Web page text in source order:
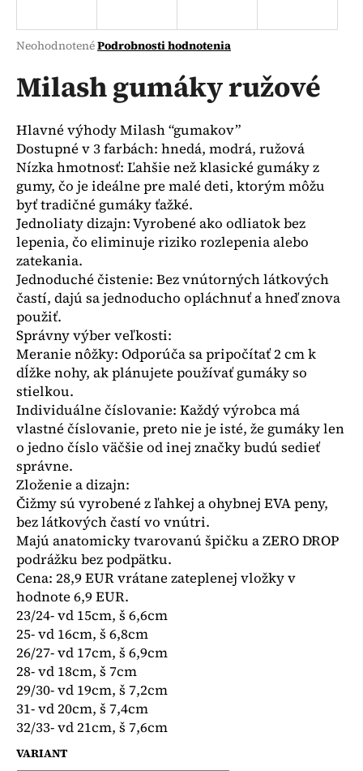
Priemerné
produktu
je
z
5
hviezdičiek.
NeohodnotenéPodrobnosti hodnotenia
Milash gumáky ružové
Hlavné výhody Milash “gumakov”
Dostupné v 3 farbách: hnedá, modrá, ružová
Nízka hmotnosť: Ľahšie než klasické gumáky z
gumy, čo je ideálne pre malé deti, ktorým môžu
byť tradičné gumáky ťažké.
Jednoliaty dizajn: Vyrobené ako odliatok bez
lepenia, čo eliminuje riziko rozlepenia alebo
zatekania.
Jednoduché čistenie: Bez vnútorných látkových
častí, dajú sa jednoducho opláchnuť a hneď znova
použiť.
Správny výber veľkosti:
Meranie nôžky: Odporúča sa pripočítať 2 cm k
dĺžke nohy, ak plánujete používať gumáky so
stielkou.
Individuálne číslovanie: Každý výrobca má
vlastné číslovanie, preto nie je isté, že gumáky len
o jedno číslo väčšie od inej značky budú sedieť
správne.
Zloženie a dizajn:
Čižmy sú vyrobené z ľahkej a ohybnej EVA peny,
bez látkových častí vo vnútri.
Majú anatomicky tvarovanú špičku a ZERO DROP
podrážku bez podpätku.
Cena: 28,9 EUR vrátane zateplenej vložky v
hodnote 6,9 EUR.
23/24- vd 15cm, š 6,6cm
25- vd 16cm, š 6,8cm
26/27- vd 17cm, š 6,9cm
28- vd 18cm, š 7cm
29/30- vd 19cm, š 7,2cm
31- vd 20cm, š 7,4cm
32/33- vd 21cm, š 7,6cm
VARIANT
j
ť
?
HĽADAŤ
O
d
p
o
r
ú
č
a
m
e
LEGÍNY
NA
TRAKY
€12